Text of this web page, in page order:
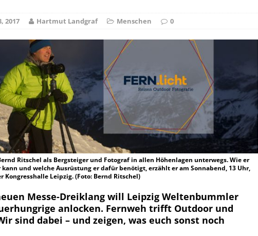
Juli 23, 2026 Der Falschspieler DRAUSSEN
2017 Hartmut Landgraf Menschen 0
Ritschel als Bergsteiger und Fotograf in allen Höhenlagen unterwegs. Wie er
und welche Ausrüstung er dafür benötigt, erzählt er am Sonnabend, 13 Uhr,
Kongresshalle Leipzig. (Foto: Bernd Ritschel)
Messe-Dreiklang will Leipzig Weltenbummler
anlocken. Fernweh trifft Outdoor und
sind dabei – und zeigen, was euch sonst noch